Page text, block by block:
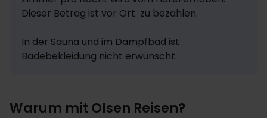
Dieser Betrag ist vor Ort  zu bezahlen.
In der Sauna und im Dampfbad ist
Badebekleidung nicht erwünscht.
Warum mit Olsen Reisen?